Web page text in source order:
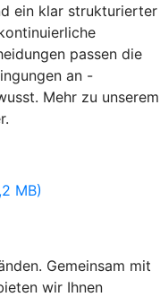
ein klar strukturierter
passen die
an -
Mehr zu unserem
MB)
Gemeinsam mit
wir Ihnen